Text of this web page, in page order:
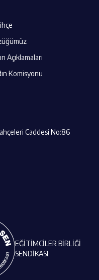
Açıklamaları
Komisyonu
EĞİTİMCİLER BİRLİĞİ
SENDİKASI
Caddesi No:86